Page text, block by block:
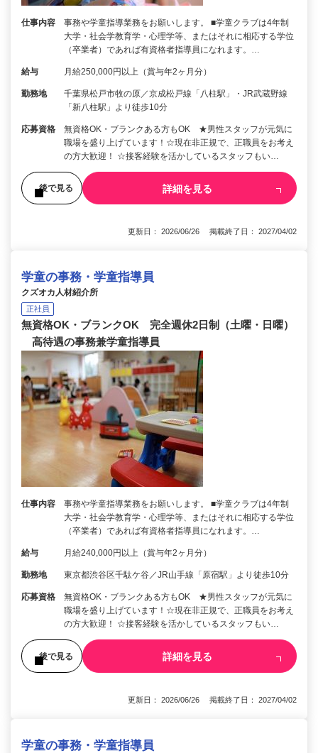
仕事内容
事務や学童指導業務をお願いします。 ■学童クラブは4年制
大学・社会学教育学・心理学等、またはそれに相応する学位
（卒業者）であれば有資格者指導員になれます。…
給与 月給250,000円以上（賞与年2ヶ月分）
勤務地
千葉県松戸市牧の原／京成松戸線「八柱駅」・JR武蔵野線
「新八柱駅」より徒歩10分
応募資格
無資格OK・ブランクある方もOK ★男性スタッフが元気に
職場を盛り上げています！☆現在非正規で、正職員をお考え
の方大歓迎！ ☆接客経験を活かしているスタッフもい…
後で見る 詳細を見る
更新日： 2026/06/26 掲載終了日： 2027/04/02
学童の事務・学童指導員
クズオカ人材紹介所
正社員
無資格OK・ブランクOK 完全週休2日制（土曜・日曜）
高待遇の事務兼学童指導員
仕事内容
事務や学童指導業務をお願いします。 ■学童クラブは4年制
大学・社会学教育学・心理学等、またはそれに相応する学位
（卒業者）であれば有資格者指導員になれます。…
給与 月給240,000円以上（賞与年2ヶ月分）
勤務地 東京都渋谷区千駄ケ谷／JR山手線「原宿駅」より徒歩10分
応募資格
無資格OK・ブランクある方もOK ★男性スタッフが元気に
職場を盛り上げています！☆現在非正規で、正職員をお考え
の方大歓迎！ ☆接客経験を活かしているスタッフもい…
後で見る 詳細を見る
更新日： 2026/06/26 掲載終了日： 2027/04/02
学童の事務・学童指導員